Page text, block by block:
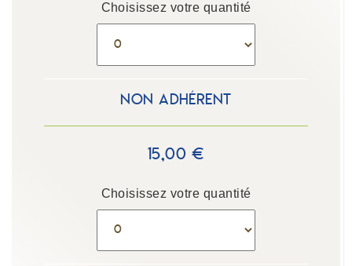
Choisissez votre quantité
Non adhérent
15,00 €
Choisissez votre quantité